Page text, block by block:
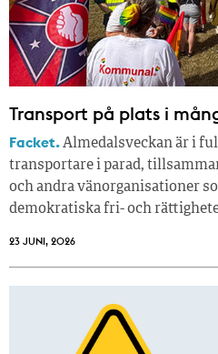
Transport på plats i
Facket.Almedalsveckan är i
transportare i parad,
och andra vänorganisationer
demokratiska fri- och
23 JUNI, 2026